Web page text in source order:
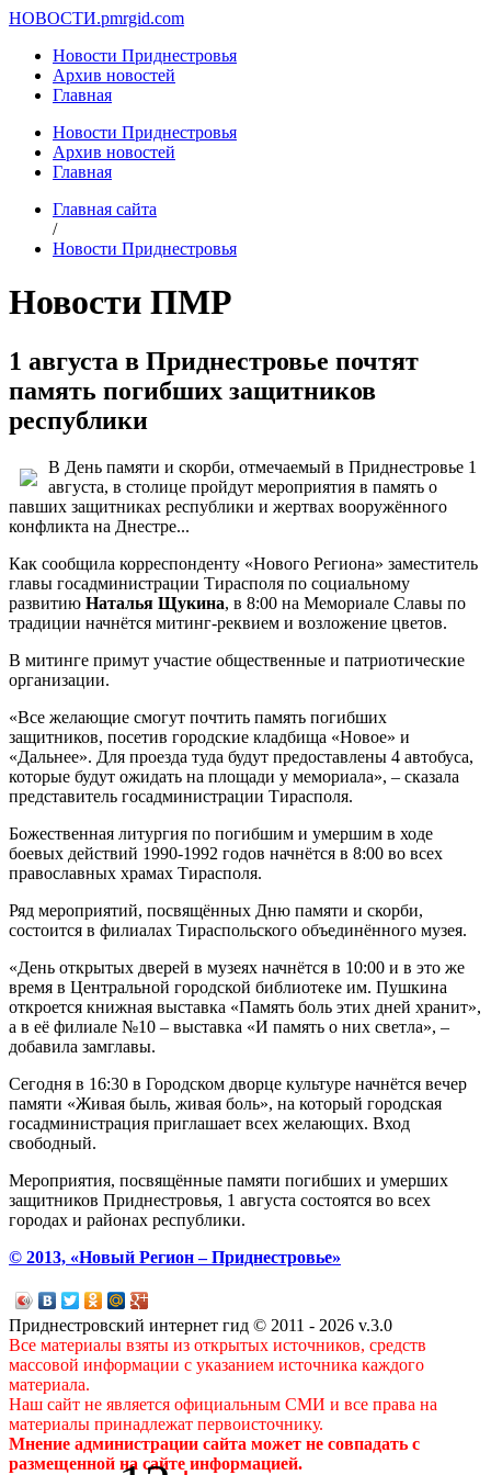
НОВОСТИ.pmrgid.com
Новости Приднестровья
Архив новостей
Главная
Новости Приднестровья
Архив новостей
Главная
Главная сайта
/
Новости Приднестровья
Новости ПМР
1 августа в Приднестровье почтят
память погибших защитников
республики
В День памяти и скорби, отмечаемый в Приднестровье 1
августа, в столице пройдут мероприятия в память о
павших защитниках республики и жертвах вооружённого
конфликта на Днестре...
Как сообщила корреспонденту «Нового Региона» заместитель
главы госадминистрации Тирасполя по социальному
развитию Наталья Щукина, в 8:00 на Мемориале Славы по
традиции начнётся митинг-реквием и возложение цветов.
В митинге примут участие общественные и патриотические
организации.
«Все желающие смогут почтить память погибших
защитников, посетив городские кладбища «Новое» и
«Дальнее». Для проезда туда будут предоставлены 4 автобуса,
которые будут ожидать на площади у мемориала», – сказала
представитель госадминистрации Тирасполя.
Божественная литургия по погибшим и умершим в ходе
боевых действий 1990-1992 годов начнётся в 8:00 во всех
православных храмах Тирасполя.
Ряд мероприятий, посвящённых Дню памяти и скорби,
состоится в филиалах Тираспольского объединённого музея.
«День открытых дверей в музеях начнётся в 10:00 и в это же
время в Центральной городской библиотеке им. Пушкина
откроется книжная выставка «Память боль этих дней хранит»,
а в её филиале №10 – выставка «И память о них светла», –
добавила замглавы.
Сегодня в 16:30 в Городском дворце культуре начнётся вечер
памяти «Живая быль, живая боль», на который городская
госадминистрация приглашает всех желающих. Вход
свободный.
Мероприятия, посвящённые памяти погибших и умерших
защитников Приднестровья, 1 августа состоятся во всех
городах и районах республики.
© 2013, «Новый Регион – Приднестровье»
Приднестровский интернет гид © 2011 - 2026 v.3.0
Все материалы взяты из открытых источников, средств
массовой информации с указанием источника каждого
материала.
Наш сайт не является официальным СМИ и все права на
материалы принадлежат первоисточнику.
Мнение администрации сайта может не совпадать с
размещенной на сайте информацией.